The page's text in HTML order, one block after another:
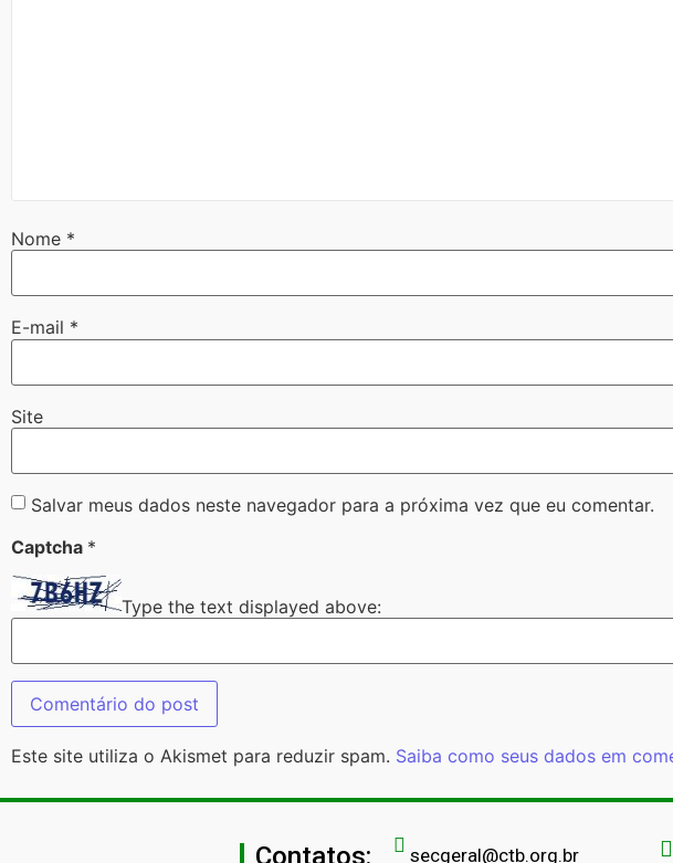
Nome *
E-mail *
Site
Salvar meus dados neste navegador para a próxima vez que eu comentar.
Captcha *
Type the text displayed above:
Este site utiliza o Akismet para reduzir spam. Saiba como seus dados em
Contatos: secgeral@ctb.org.br